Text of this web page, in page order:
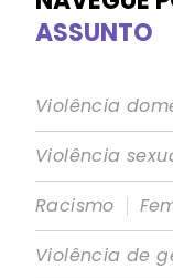
ASSUNTO
Violência
Violência
Racismo |
Violência de